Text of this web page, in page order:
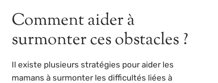
Comment aider à
surmonter ces obstacles ?
Il existe plusieurs stratégies pour aider les
mamans à surmonter les difficultés liées à